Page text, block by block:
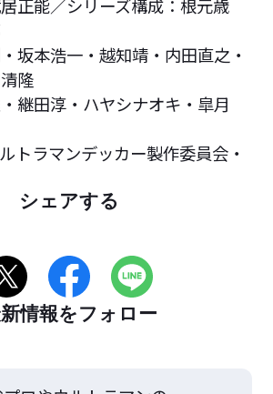
正能／シリーズ構成：根元歳
坂本浩一・越知靖・内田直之・
隆
継田淳・ハヤシナオキ・皐月
トラマンデッカー製作委員会・
シェアする
情報をフォロー